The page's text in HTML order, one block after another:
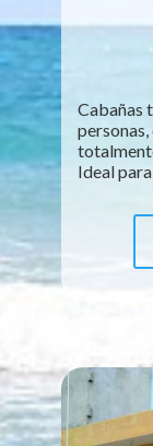
Cabañas
Ideal